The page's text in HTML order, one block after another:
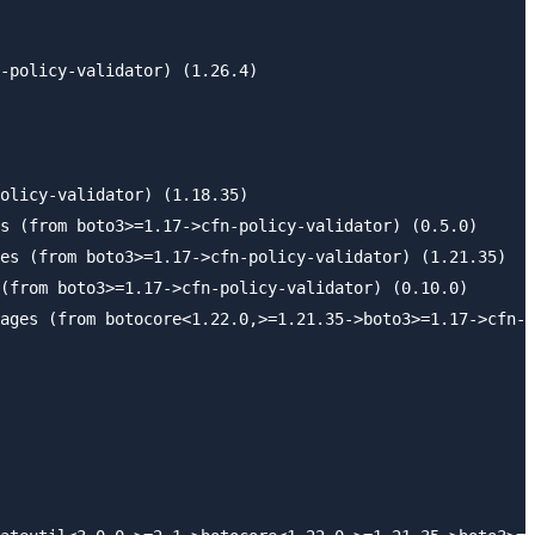
policy-validator) (1.26.4)
validator) (1.18.35)
(from boto3>=1.17->cfn-policy-validator) (0.5.0)
(from boto3>=1.17->cfn-policy-validator) (1.21.35)
boto3>=1.17->cfn-policy-validator) (0.10.0)
(from botocore<1.22.0,>=1.21.35->boto3>=1.17-